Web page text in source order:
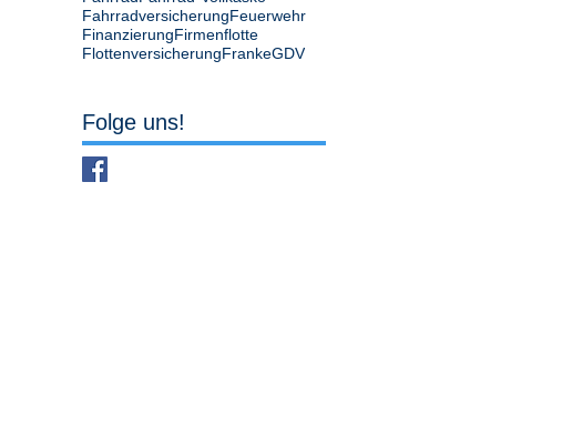
FahrradversicherungFeuerwehr
FinanzierungFirmenflotte
FlottenversicherungFrankeGDV
Folge uns!